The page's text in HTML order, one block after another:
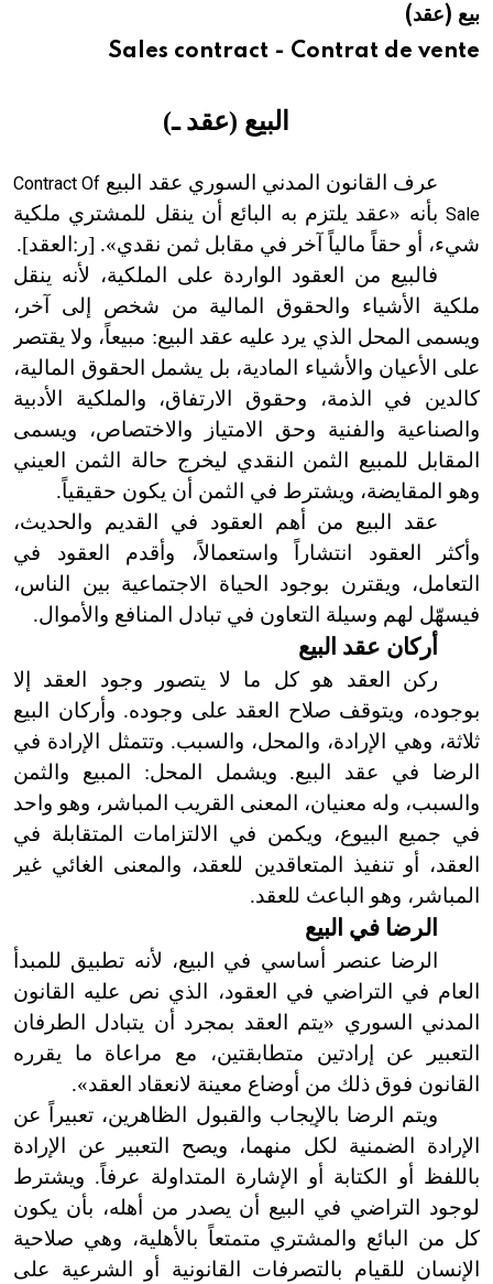
بيع (عقد)
Sales contract - Contrat de vente
البيع (عقد ـ)
عرف القانون المدني السوري عقد البيع Contract Of
Sale بأنه «عقد يلتزم به البائع أن ينقل للمشتري ملكية
شيء، أو حقاً مالياً آخر في مقابل ثمن نقدي». [ر:العقد]
.
فالبيع من العقود الواردة على الملكية، لأنه ينقل
ملكية الأشياء والحقوق المالية من شخص إلى آخر،
ويسمى المحل الذي يرد عليه عقد البيع: مبيعاً، ولا يقتصر
على الأعيان والأشياء المادية، بل يشمل الحقوق المالية،
كالدين في الذمة، وحقوق الارتفاق، والملكية الأدبية
والصناعية والفنية وحق الامتياز والاختصاص، ويسمى
المقابل للمبيع الثمن النقدي ليخرج حالة الثمن العيني
وهو المقايضة، ويشترط في الثمن أن يكون حقيقياً.
عقد البيع من أهم العقود في القديم والحديث،
وأكثر العقود انتشاراً واستعمالاً، وأقدم العقود في
التعامل، ويقترن بوجود الحياة الاجتماعية بين الناس،
فيسهّل لهم وسيلة التعاون في تبادل المنافع والأموال.
أركان عقد البيع
ركن العقد هو كل ما لا يتصور وجود العقد إلا
بوجوده، ويتوقف صلاح العقد على وجوده. وأركان البيع
ثلاثة، وهي الإرادة، والمحل، والسبب. وتتمثل الإرادة في
الرضا في عقد البيع. ويشمل المحل: المبيع والثمن
والسبب، وله معنيان، المعنى القريب المباشر، وهو واحد
في جميع البيوع، ويكمن في الالتزامات المتقابلة في
العقد، أو تنفيذ المتعاقدين للعقد، والمعنى الغائي غير
المباشر، وهو الباعث للعقد.
الرضا في البيع
الرضا عنصر أساسي في البيع، لأنه تطبيق للمبدأ
العام في التراضي في العقود، الذي نص عليه القانون
المدني السوري «يتم العقد بمجرد أن يتبادل الطرفان
التعبير عن إرادتين متطابقتين، مع مراعاة ما يقرره
القانون فوق ذلك من أوضاع معينة لانعقاد العقد».
ويتم الرضا بالإيجاب والقبول الظاهرين، تعبيراً عن
الإرادة الضمنية لكل منهما، ويصح التعبير عن الإرادة
باللفظ أو الكتابة أو الإشارة المتداولة عرفاً. ويشترط
لوجود التراضي في البيع أن يصدر من أهله، بأن يكون
كل من البائع والمشتري متمتعاً بالأهلية، وهي صلاحية
الإنسان للقيام بالتصرفات القانونية أو الشرعية على